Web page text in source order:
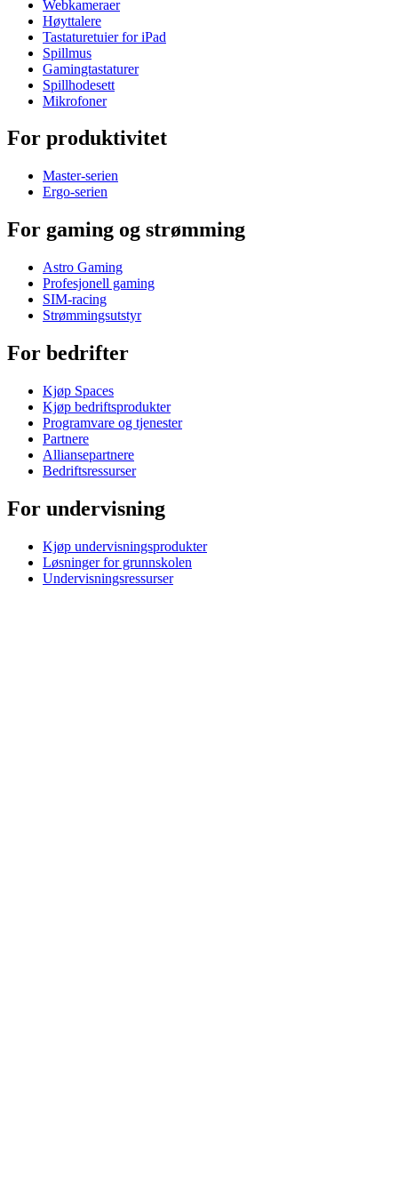
Webkameraer
Høyttalere
Tastaturetuier for iPad
Spillmus
Gamingtastaturer
Spillhodesett
Mikrofoner
For produktivitet
Master-serien
Ergo-serien
For gaming og strømming
Astro Gaming
Profesjonell gaming
SIM-racing
Strømmingsutstyr
For bedrifter
Kjøp Spaces
Kjøp bedriftsprodukter
Programvare og tjenester
Partnere
Alliansepartnere
Bedriftsressurser
For undervisning
Kjøp undervisningsprodukter
Løsninger for grunnskolen
Undervisningsressurser